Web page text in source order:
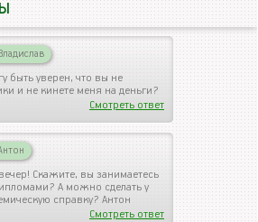
быть уверен, что вы не
и не кинете меня на деньги?
Смотреть ответ
Скажите, вы занимаетесь
А можно сделать у
справку? Антон
Смотреть ответ